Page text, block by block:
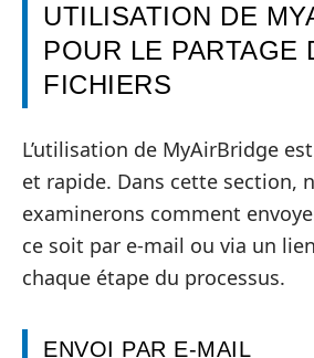
UTILISATION DE
POUR LE PARTAGE
FICHIERS
L’utilisation de MyAirBridge
et rapide. Dans cette section,
examinerons comment
ce soit par e-mail ou via un
chaque étape du processus.
ENVOI PAR E-MAIL